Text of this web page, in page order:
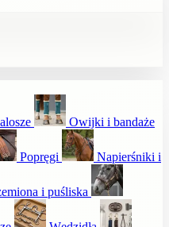
Owijki i bandaże
Popręgi Napierśniki i
i puśliska